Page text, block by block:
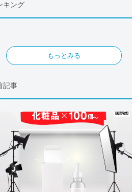
キング
もっとみる
記事